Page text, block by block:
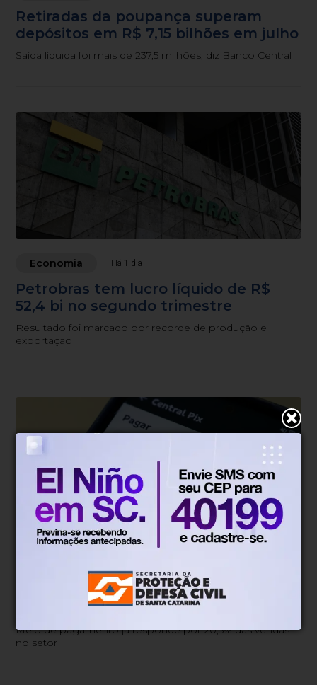
Retiradas da poupança superam
depósitos em R$ 7,15 bilhões em julho
Saída líquida foi mais de 237,5 milhões, diz Banco Central
Economia Há 1 dia
Petrobras tem lucro líquido de R$
52,4 bi no segundo trimestre
Resultado foi marcado por recorde de produção e
exportação
Economia Há 1 dia
Pix amplia participação nos
pagamentos em bares e
restaurantes
Meio de pagamento já responde por 20,5% das vendas
no setor